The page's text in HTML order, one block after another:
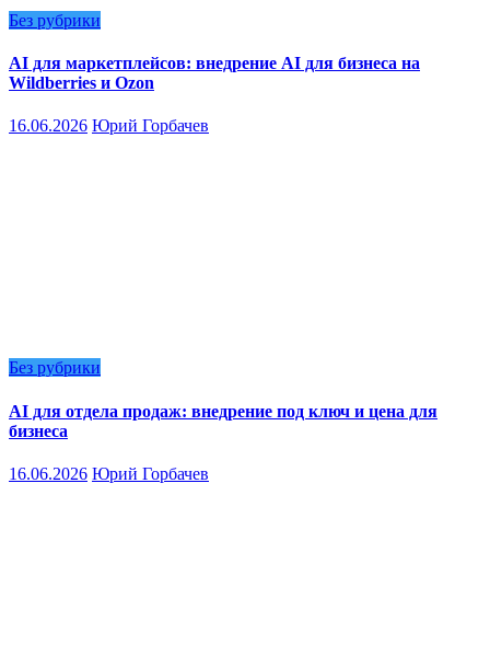
Без рубрики
AI для маркетплейсов: внедрение AI для бизнеса на
Wildberries и Ozon
16.06.2026 Юрий Горбачев
Без рубрики
AI для отдела продаж: внедрение под ключ и цена для
бизнеса
16.06.2026 Юрий Горбачев